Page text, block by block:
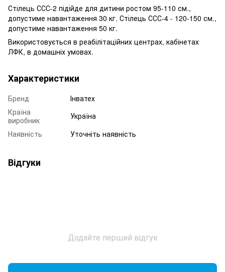
Стілець ССС-2 підійде для дитини ростом 95-110 см.,
допустиме навантаження 30 кг. Стілець ССС-4 - 120-150 см.,
допустиме навантаження 50 кг.
Використовується в реабілітаційних центрах, кабінетах
ЛФК, в домашніх умовах.
Характеристики
Бренд
Інватех
Країна
виробник
Україна
Наявність
Уточніть наявність
Відгуки
Додайте перший відгук